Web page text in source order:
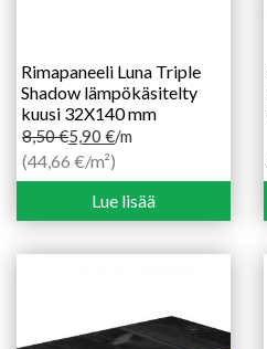
Rimapaneeli Luna Triple
Shadow lämpökäsitelty
kuusi 32X140 mm
8,50€
Alkuperäinen
hinta
5,90 €
Nykyinen
hinta
/m
(44,66 €/m²)
Lue lisää